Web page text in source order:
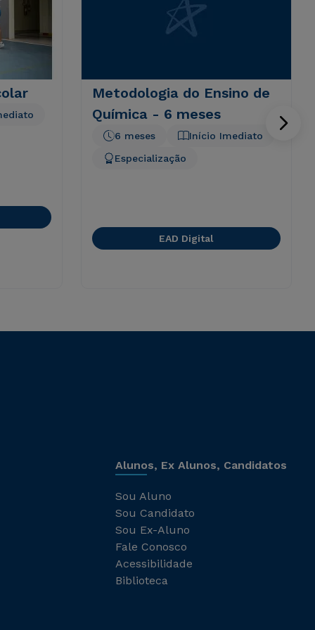
Metodologia do Ensino de
Química - 6 meses
Início Imediato
6 meses
Especialização
EAD Digital
Alunos, Ex Alunos, Candidatos
Sou Aluno
Sou Candidato
Sou Ex-Aluno
Fale Conosco
Acessibilidade
Biblioteca